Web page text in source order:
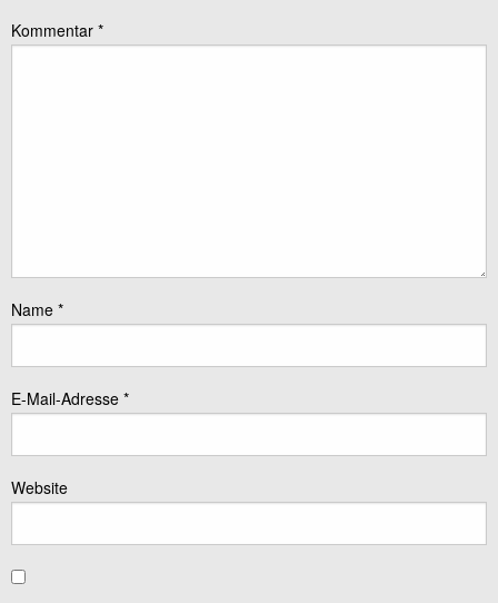
Kommentar *
Name *
E-Mail-Adresse *
Website